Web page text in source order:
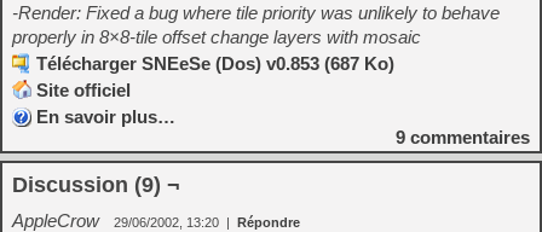
-Render: Fixed a bug where tile priority was unlikely to behave
properly in 8×8-tile offset change layers with mosaic
Télécharger SNEeSe (Dos) v0.853 (687 Ko)
Site officiel
En savoir plus…
9 commentaires
Discussion (9) ¬
AppleCrow 29/06/2002, 13:20 | Répondre